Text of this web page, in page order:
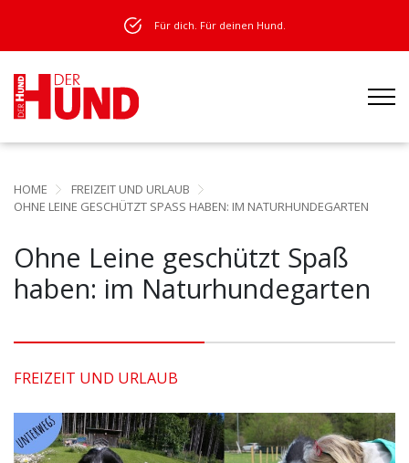
Für dich. Für deinen Hund.
HOME
FREIZEIT UND URLAUB
OHNE LEINE GESCHÜTZT SPASS HABEN: IM NATURHUNDEGARTEN
Ohne Leine geschützt Spaß
haben: im Naturhundegarten
FREIZEIT UND URLAUB